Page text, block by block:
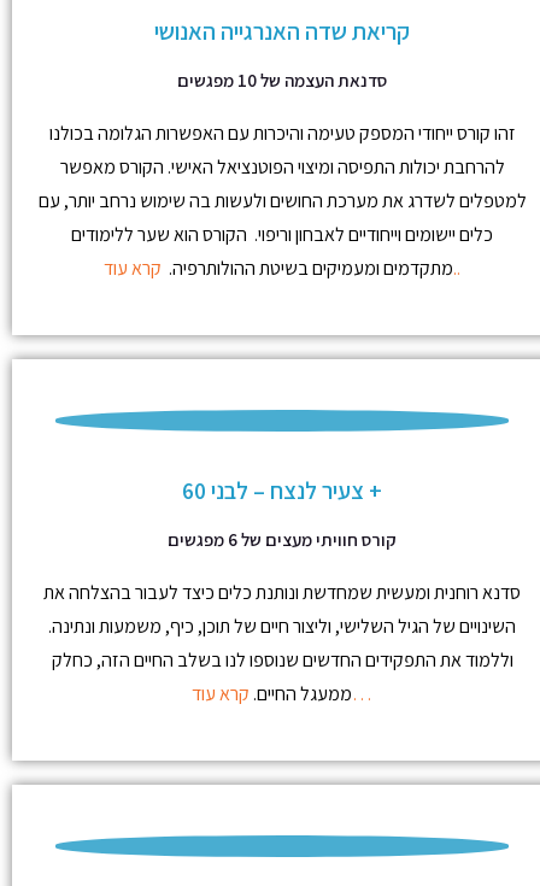
קריאת שדה האנרגייה האנושי
סדנאת העצמה של 10 מפגשים
זהו קורס ייחודי המספק טעימה והיכרות עם האפשרות הגלומה בכולנו
להרחבת יכולות התפיסה ומיצוי הפוטנציאל האישי. הקורס מאפשר
למטפלים לשדרג את מערכת החושים ולעשות בה שימוש נרחב יותר, עם
כלים יישומים וייחודיים לאבחון וריפוי. הקורס הוא שער ללימודים
מתקדמים ומעמיקים בשיטת ההולותרפיה.קרא עוד..
צעיר לנצח – לבני 60 +
קורס חוויתי מעצים של 6 מפגשים
סדנא רוחנית ומעשית שמחדשת ונותנת כלים כיצד לעבור בהצלחה את
השינויים של הגיל השלישי, וליצור חיים של תוכן, כיף, משמעות ונתינה.
וללמוד את התפקידים החדשים שנוספו לנו בשלב החיים הזה, כחלק
ממעגל החיים.קרא עוד…